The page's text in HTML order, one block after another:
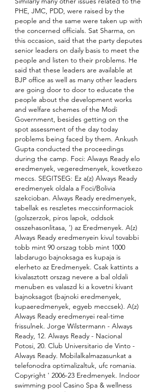
PHE, JMC, PDD, were raised by the
people and the same were taken up with
the concerned officials. Sat Sharma, on
this occasion, said that the party deputes
senior leaders on daily basis to meet the
people and listen to their problems. He
said that these leaders are available at
BJP office as well as many other leaders
are going door to door to educate the
people about the development works
and welfare schemes of the Modi
Government, besides getting on the
spot assessment of the day today
problems being faced by them. Ankush
Gupta conducted the proceedings
during the camp. Foci: Always Ready elo
eredmenyek, vegeredmenyek, kovetkezo
meccs. SEGITSEG: Ez a(z) Always Ready
eredmenyek oldala a Foci/Bolivia
szekcioban. Always Ready eredmenyek,
tabellak es reszletes meccsinformaciok
(golszerzok, piros lapok, oddsok
osszehasonlitasa, ') az Eredmenyek. A(z)
Always Ready eredmenyein kivul tovabbi
tobb mint 90 orszag tobb mint 1000
labdarugo bajnoksaga es kupaja is
elerheto az Eredmenyek. Csak kattints a
kivalasztott orszag nevere a bal oldali
menuben es valaszd ki a kovetni kivant
bajnoksagot (bajnoki eredmenyek,
kupaeredmenyek, egyeb meccsek). A(z)
Always Ready eredmenyei real-time
frissulnek. Jorge Wilstermann - Always
Ready, 12. Always Ready - Nacional
Potosi, 20. Club Universitario de Vinto -
Always Ready. Mobilalkalmazasunkat a
telefonodra optimalizaltuk, ufc romania.
Copyright ' 2006-23 Eredmenyek. Indoor
swimming pool Casino Spa & wellness